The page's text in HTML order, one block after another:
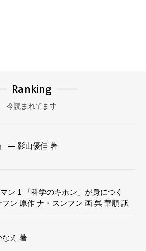
Ranking
今読まれてます
— 影山優佳 著
ン 1 「科学のキホン」が身につく
ン 原作 ナ・スンフン 画 呉 華順 訳
なえ 著